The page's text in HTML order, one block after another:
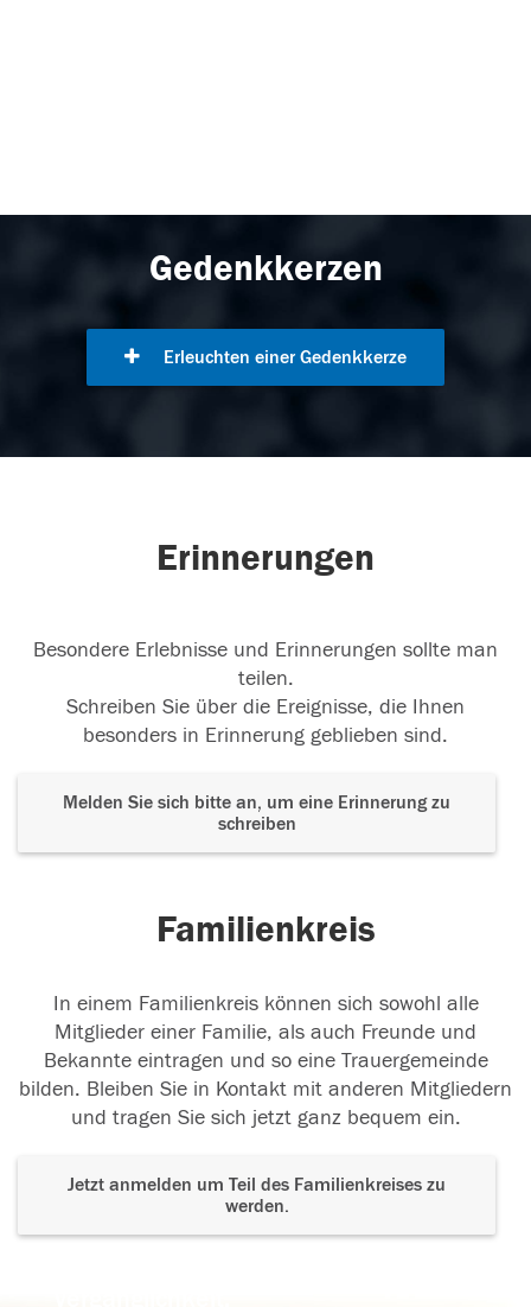
Gedenkkerzen
Erleuchten einer Gedenkkerze
Erinnerungen
Besondere Erlebnisse und Erinnerungen sollte man
teilen.
Schreiben Sie über die Ereignisse, die Ihnen
besonders in Erinnerung geblieben sind.
Melden Sie sich bitte an, um eine Erinnerung zu
schreiben
Familienkreis
In einem Familienkreis können sich sowohl alle
Mitglieder einer Familie, als auch Freunde und
Bekannte eintragen und so eine Trauergemeinde
bilden. Bleiben Sie in Kontakt mit anderen Mitgliedern
und tragen Sie sich jetzt ganz bequem ein.
Jetzt anmelden um Teil des Familienkreises zu
werden.